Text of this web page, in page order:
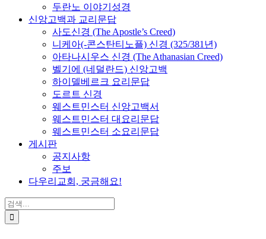
두란노 이야기성경
신앙고백과 교리문답
사도신경 (The Apostle’s Creed)
니케아(-콘스탄티노플) 신경 (325/381년)
아타나시우스 신경 (The Athanasian Creed)
벨기에 (네덜란드) 신앙고백
하이델베르크 요리문답
도르트 신경
웨스트민스터 신앙고백서
웨스트민스터 대요리문답
웨스트민스터 소요리문답
게시판
공지사항
주보
다우리교회, 궁금해요!
검
색
...